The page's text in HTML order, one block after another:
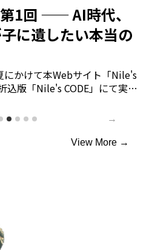
厲家菜 銀座
→
View More →